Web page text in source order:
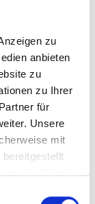
zu
anbieten
zu
zu Ihrer
für
Unsere
mit
der Dienste
bieten.
mit
dieses
deiner